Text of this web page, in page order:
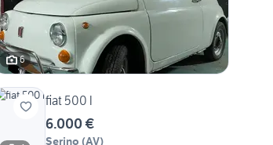
6
fiat 500 l
6.000 €
Serino (AV)